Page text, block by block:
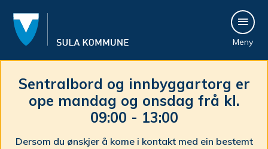
u
l
a
k
Meny
Sentralbord og innbyggartorg er
ope mandag og onsdag frå kl.
09:00 - 13:00
Dersom du ønskjer å kome i kontakt med ein bestemt